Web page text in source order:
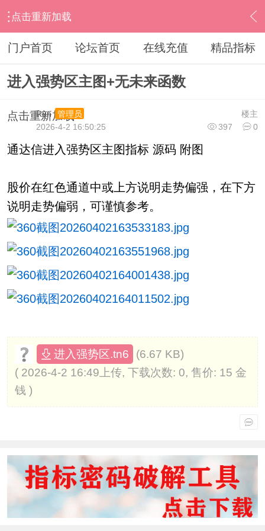
点击重新加载
› 通达信指标公式 › 主图公式 › 内容
门户首页 论坛首页 在线充值 精品指标
进入强势区主图+无未来函数
点击重新加载 楼主
Run
管理员
397
0
2026-4-2 16:50:25
通达信进入强势区主图指标 源码 附图
股价在红色通道中或上方说明走势偏强，在下方
说明走势偏弱，可谨慎参考。
进入强势区.tn6
(6.67 KB)
( 2026-4-2 16:49上传, 下载次数: 0, 售价: 15 金
钱 )